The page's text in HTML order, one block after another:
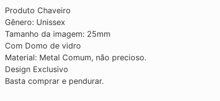
Produto Chaveiro
Gênero: Unissex
Tamanho da imagem: 25mm
Com Domo de vidro
Material: Metal Comum, não precioso.
Design Exclusivo
Basta comprar e pendurar.